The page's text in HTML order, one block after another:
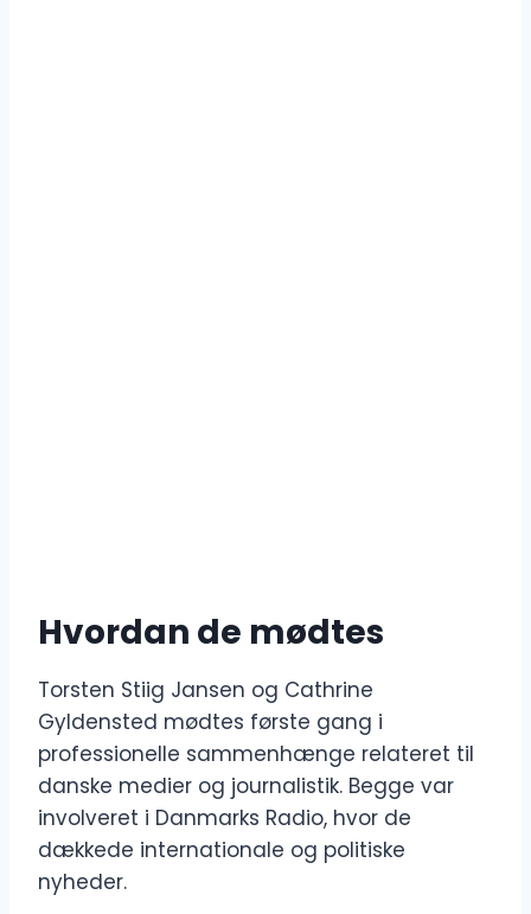
Hvordan de mødtes
Torsten Stiig Jansen og Cathrine
Gyldensted mødtes første gang i
professionelle sammenhænge relateret til
danske medier og journalistik. Begge var
involveret i Danmarks Radio, hvor de
dækkede internationale og politiske
nyheder.